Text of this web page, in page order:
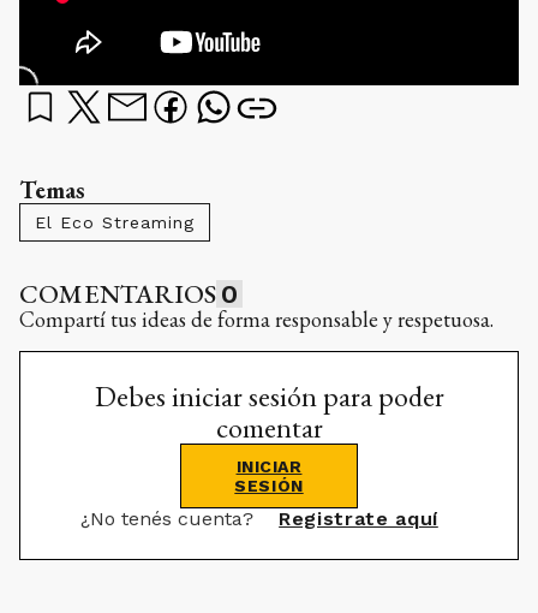
Temas
El Eco Streaming
COMENTARIOS 0
Compartí tus ideas de forma responsable y respetuosa.
Debes iniciar sesión para poder
comentar
INICIAR
SESIÓN
¿No tenés cuenta? Registrate aquí